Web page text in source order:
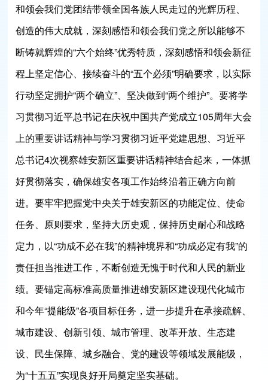
和领会我们党团结带领全国各族人民走过的光辉历程、
创造的伟大成就，深刻感悟和领会我们党之所以能够不
断铸就辉煌的“六个始终”优秀特质，深刻感悟和领会新征
程上坚定信心、接续奋斗的“五个必须”明确要求，以实际
行动坚定拥护“两个确立”、坚决做到“两个维护”。要将学
习贯彻习近平总书记在庆祝中国共产党成立105周年大会
上的重要讲话精神与学习贯彻习近平党建思想、习近平
总书记4次视察雄安新区重要讲话精神结合起来，一体抓
好贯彻落实，确保雄安各项工作始终沿着正确方向前
进。要牢牢把握党中央关于雄安新区的功能定位、使命
任务、原则要求，坚持大历史观，保持历史耐心和战略
定力，以“功成不必在我”的精神境界和“功成必定有我”的
责任担当推进工作，不断创造无愧于时代和人民的新业
绩。要锚定高标准高质量推进雄安新区建设现代化城市
和今年“提能级”各项目标任务，进一步提升在承接疏解、
城市建设、创新引领、城市管理、改革开放、生态建
设、民生保障、城乡融合、党的建设等领域发展能级，
为“十五五”实现良好开局奠定坚实基础。